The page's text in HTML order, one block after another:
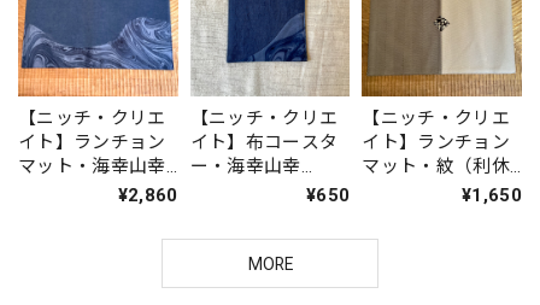
【ニッチ・クリエ
イト】ランチョン
マット・海幸山幸
（海・山）IKI1505
¥2,860
【ニッチ・クリエ
イト】布コースタ
ー・海幸山幸
（海・山）IKI1506
¥650
【ニッチ・クリエ
イト】ランチョン
マット・紋（利休×
薄茶）IKI1494¥1,650
MORE